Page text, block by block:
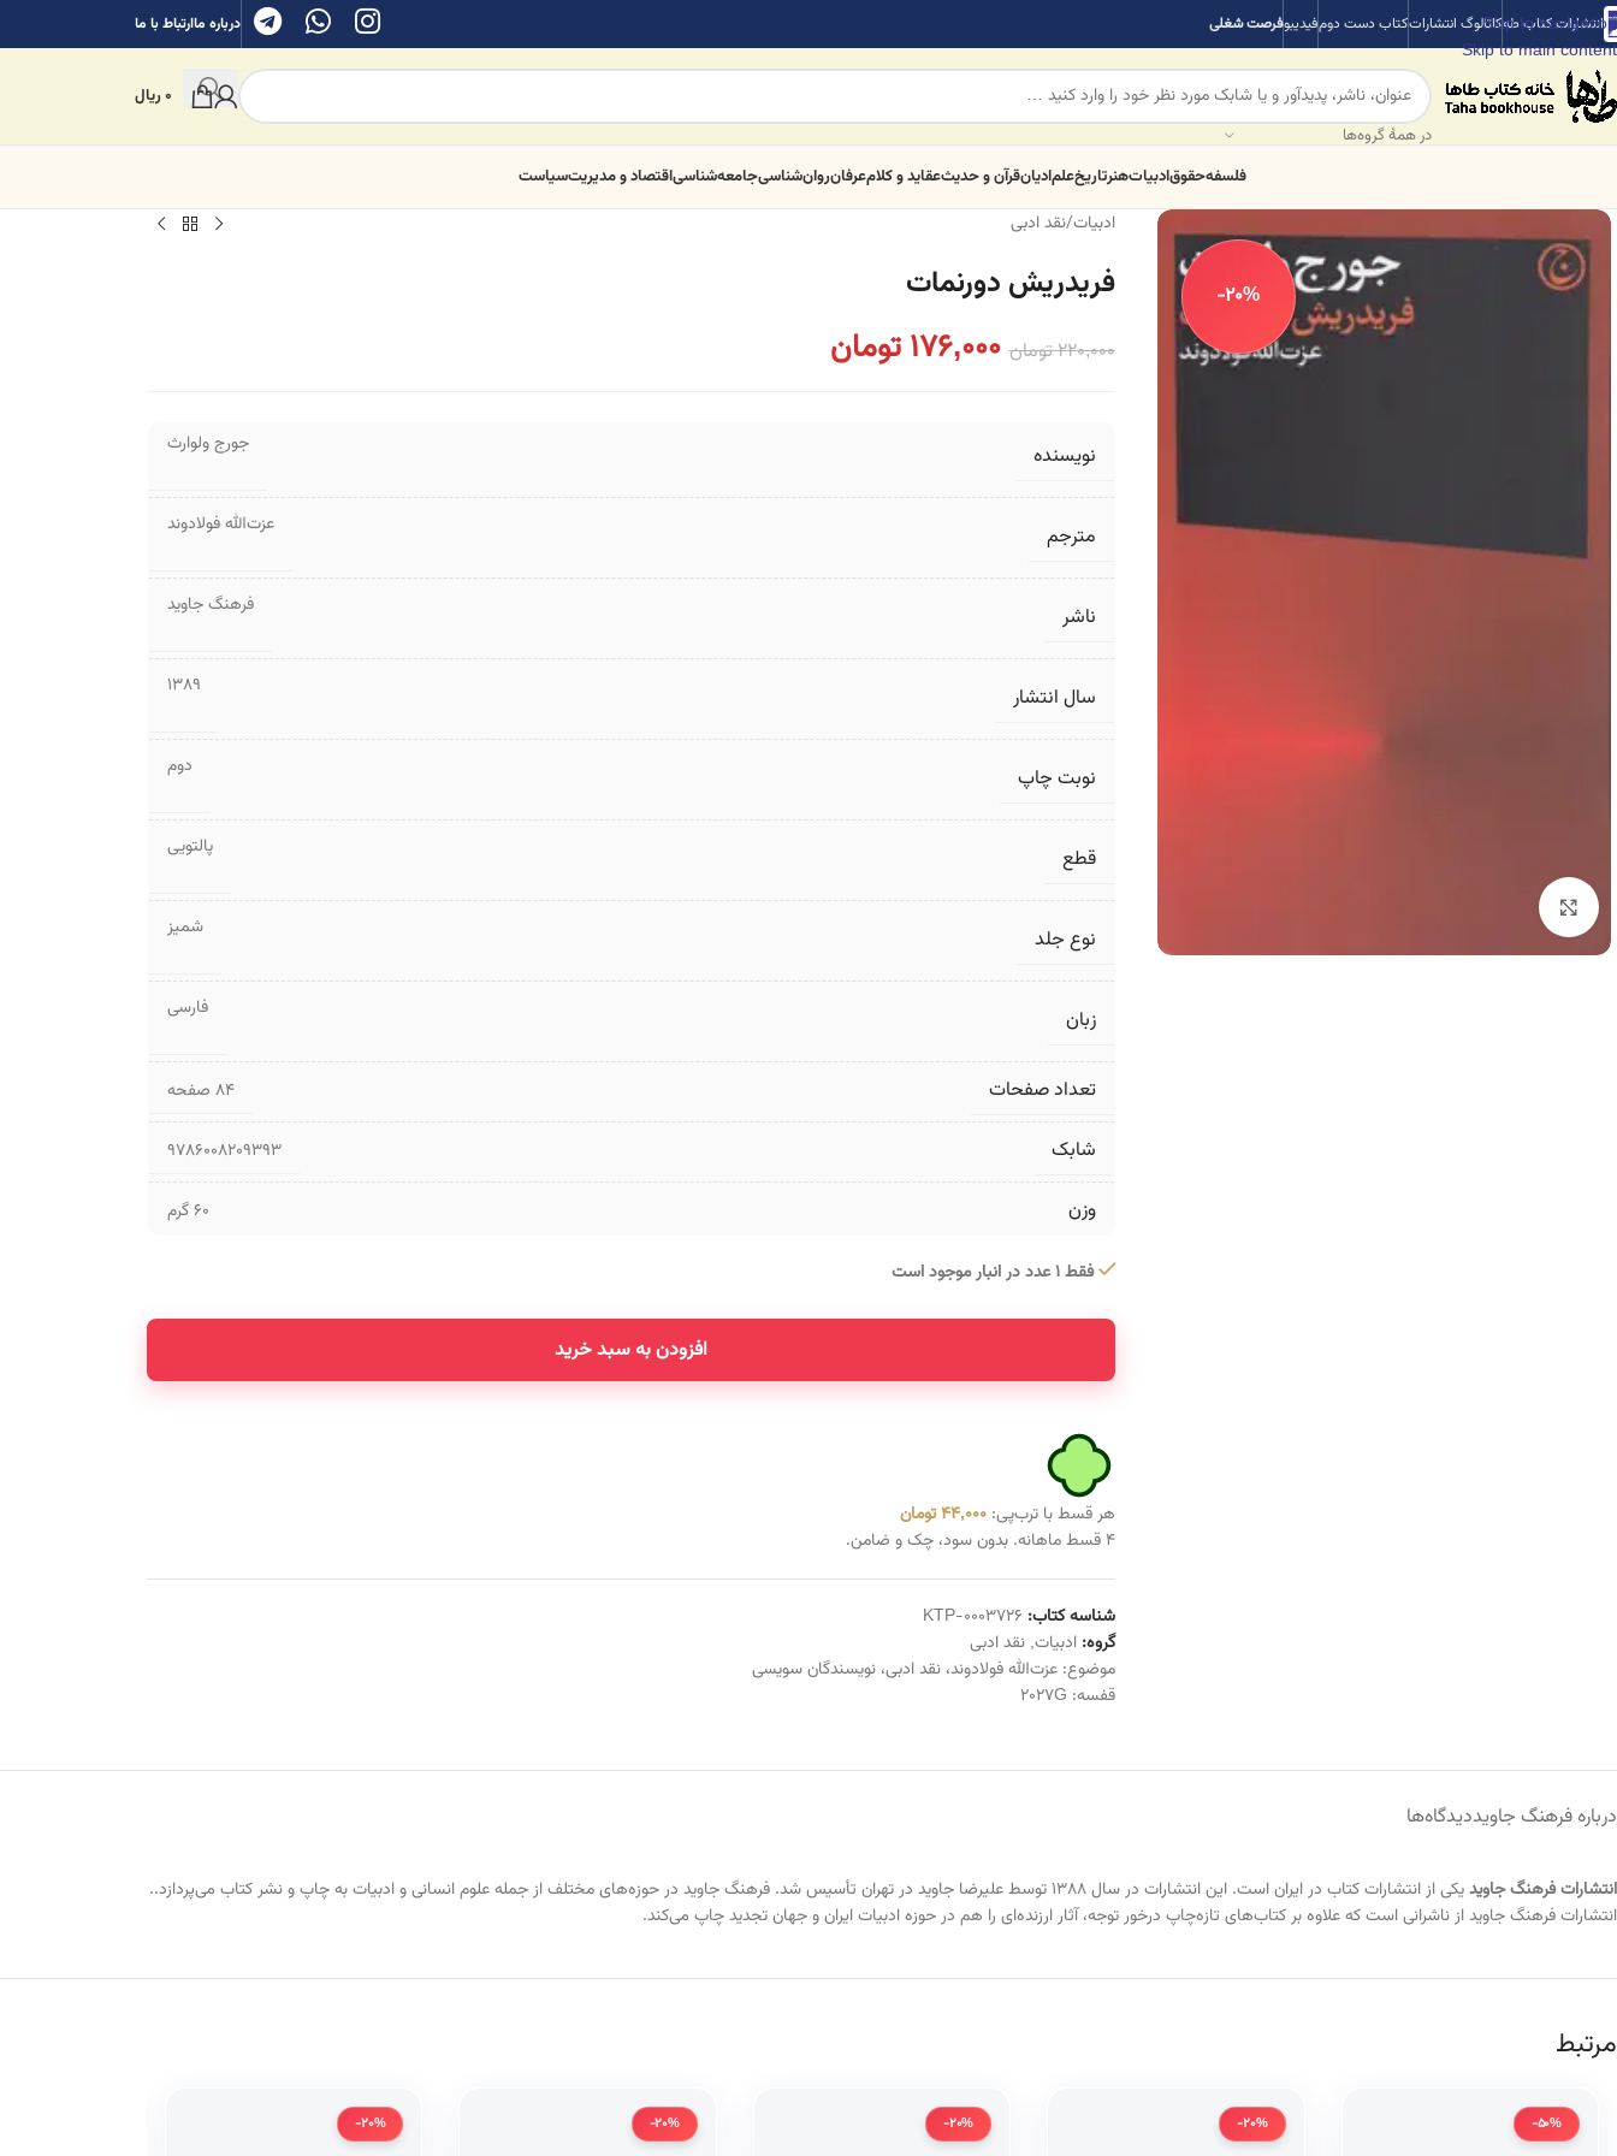
Skip to navigation
Skip to main content
انتشارات کتاب طهکاتالوگ انتشاراتکتاب دست دومفیدیبوفرصت شغلی درباره ماارتباط با ما
در همهٔ گروه‌ها
0ریال
فلسفهحقوقادبیاتهنرتاریخعلمادیانقرآن و حدیثعقاید و کلامعرفانروان‌شناسیجامعه‌شناسیاقتصاد و مدیریتسیاست
-20%
ادبیات/نقد ادبی
فریدریش دورنمات
220,000تومان 176,000 تومان
نویسنده جورج ولوارث
مترجم عزت‌الله فولادوند
ناشر فرهنگ جاوید
سال انتشار 1389
نوبت چاپ دوم
قطع پالتویی
نوع جلد شمیز
زبان فارسی
تعداد صفحات ۸۴ صفحه
شابک 9786008209393
وزن 60 گرم
فقط 1 عدد در انبار موجود است
افزودن به سبد خرید
هر قسط با ترب‌پی:44,000تومان
۴ قسط ماهانه. بدون سود، چک و ضامن.
شناسه کتاب: KTP-0003726
گروه: ادبیات, نقد ادبی
موضوع:عزت‌الله فولادوند،نقد ادبی،نویسندگان سویسی
قفسه: 2027G
درباره فرهنگ جاویددیدگاه‌ها
انتشارات فرهنگ جاوید
یکی از انتشارات کتاب در ایران است. این انتشارات در سال ۱۳۸۸ توسط علیرضا جاوید در تهران تأسیس شد. فرهنگ جاوید در حوزه‌های مختلف از جمله علوم انسانی و ادبیات به چاپ و نشر کتاب می‌پردازد..
انتشارات فرهنگ جاوید از ناشرانی است که علاوه بر کتاب‌های تازه‌چاپ درخور توجه، آثار ارزنده‌ای را هم در حوزه ادبیات ایران و جهان تجدید چاپ می‌کند.
مرتبط
-50%
-20%
-20%
-20%
-20%